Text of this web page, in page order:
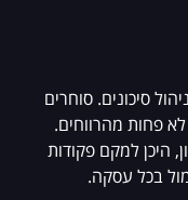
סיכונים. סוחרים
פחות מהרווחים.
היכן למקם פקודות
בכל עסקה.